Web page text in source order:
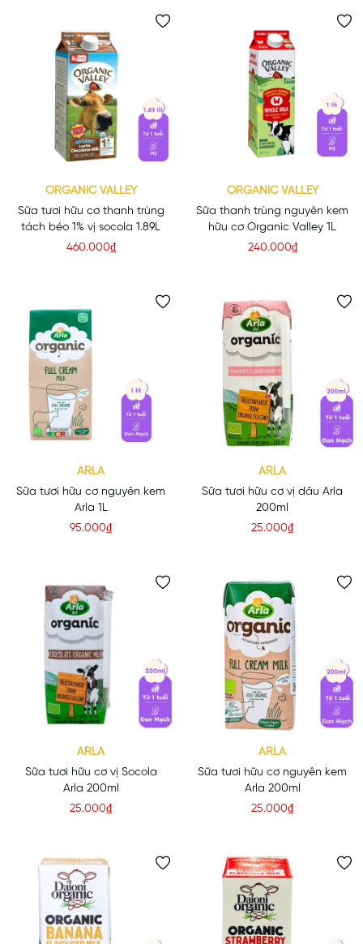
ORGANIC VALLEY
Sữa tươi hữu cơ thanh trùng
tách béo 1% vị socola 1.89L
460.000₫
ORGANIC VALLEY
Sữa thanh trùng nguyên kem
hữu cơ Organic Valley 1L
240.000₫
ARLA
Sữa tươi hữu cơ nguyên kem
Arla 1L
95.000₫
ARLA
Sữa tươi hữu cơ vị dâu Arla
200ml
25.000₫
ARLA
Sữa tươi hữu cơ vị Socola
Arla 200ml
25.000₫
ARLA
Sữa tươi hữu cơ nguyên kem
Arla 200ml
25.000₫